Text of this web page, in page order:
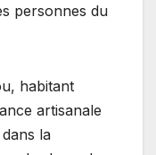
personnes du
habitant
artisanale
la